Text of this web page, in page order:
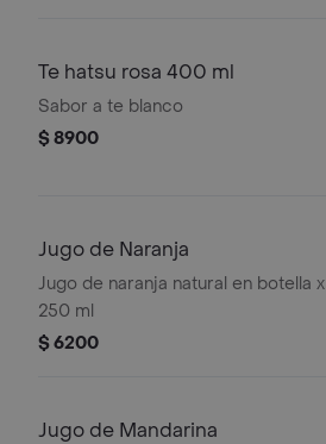
Te hatsu rosa 400 ml
Sabor a te blanco
$ 8900
Jugo de Naranja
Jugo de naranja natural en botella x
250 ml
$ 6200
Jugo de Mandarina